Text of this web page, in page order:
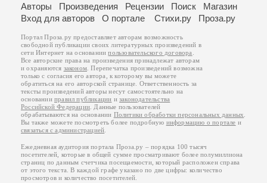
Авторы Произведения Рецензии Поиск
Магазин
Вход для авторов
О портале Стихи.ру Проза.ру
Портал Проза.ру предоставляет авторам возможность
свободной публикации своих литературных произведений в
сети Интернет на основаниипользовательского договора
Все авторские права на произведения принадлежат авторам
и охраняются законом . Перепечатка произведений возможна
только с согласия его автора, к которому вы можете
обратиться на его авторской странице. Ответственность за
тексты произведений авторы несут самостоятельно на
основанииправил публикации изаконодательства
Российской Федерации . Данные пользователей
обрабатываются на основании Политики обработки персональных данных
Вы также можете посмотреть более подробную информацию о портале и
связаться с администрацией
Ежедневная аудитория портала Проза.ру – порядка 100 тысяч
посетителей, которые в общей сумме просматривают более полумиллиона
страниц по данным счетчика посещаемости, который расположен справа
от этого текста. В каждой графе указано по две цифры: количество
просмотров и количество посетителей.